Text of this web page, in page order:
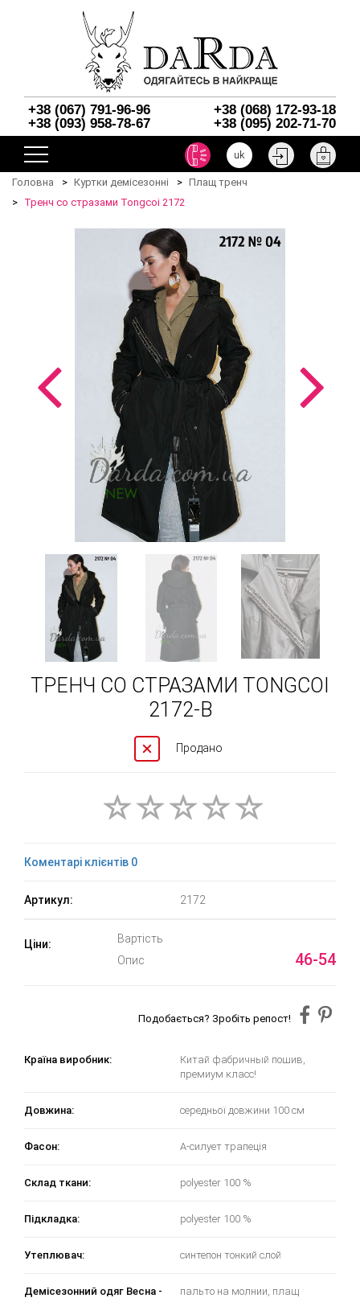
+38 (067) 791-96-96
+38 (068) 172-93-18
+38 (093) 958-78-67
+38 (095) 202-71-70
uk
Головна Куртки демісезонні
Плащ тренч
Тренч со стразами Tongcoi 2172
ТРЕНЧ СО СТРАЗАМИ TONGCOI
2172-B
Продано
Коментарі клієнтів 0
Артикул: 2172
Ціни:
Вартість
Опис
46-54
Подобається? Зробіть репост!
Країна виробник:
Китай фабричный пошив,
премиум класс!
Довжина: середньої довжини 100 см
Фасон: А-силует трапеція
Склад ткани: polyester 100 %
Підкладка: polyester 100 %
Утеплювач: синтепон тонкий слой
Демісезонний одяг Весна -
пальто на молнии, плащ